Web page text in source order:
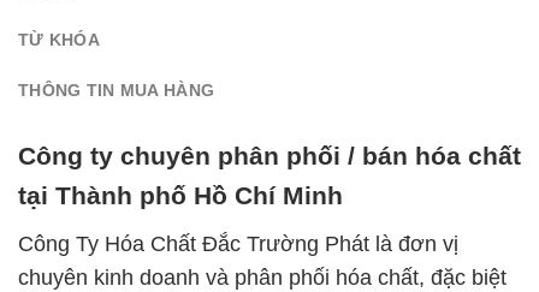
TỪ KHÓA
THÔNG TIN MUA HÀNG
Công ty chuyên phân phối / bán hóa chất
tại Thành phố Hồ Chí Minh
Công Ty Hóa Chất Đắc Trường Phát là đơn vị
chuyên kinh doanh và phân phối hóa chất, đặc biệt